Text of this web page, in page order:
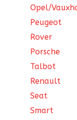
Opel/
Peugeot
Rover
Porsche
Talbot
Renault
Seat
Smart